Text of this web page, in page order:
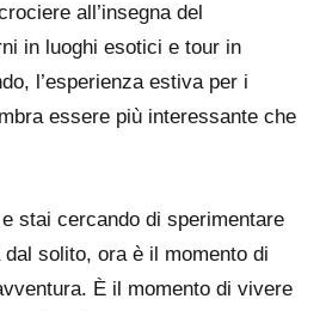
all’insegna del
in luoghi esotici e tour in
l’esperienza estiva per i
essere più interessante che
stai cercando di sperimentare
solito, ora è il momento di
È il momento di vivere